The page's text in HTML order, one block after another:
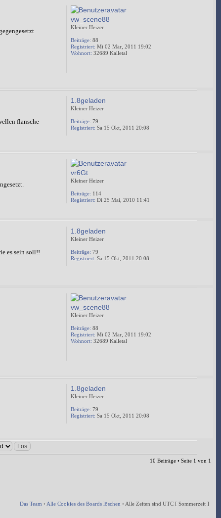
vw_scene88
Kleiner Heizer
Beiträge: 88
Registriert: Mi 02 Mär, 2011 19:02
Wohnort: 32689 Kalletal
flansche
1.8geladen
Kleiner Heizer
Beiträge: 79
Registriert: Sa 15 Okt, 2011 20:08
vr6Gt
Kleiner Heizer
Beiträge: 114
Registriert: Di 25 Mai, 2010 11:41
es sein soll!!
1.8geladen
Kleiner Heizer
Beiträge: 79
Registriert: Sa 15 Okt, 2011 20:08
vw_scene88
Kleiner Heizer
Beiträge: 88
Registriert: Mi 02 Mär, 2011 19:02
Wohnort: 32689 Kalletal
1.8geladen
Kleiner Heizer
Beiträge: 79
Registriert: Sa 15 Okt, 2011 20:08
10 Beiträge • Seite 1 von 1
Das Team • Alle Cookies des Boards löschen • Alle Zeiten sind UTC [ Sommerzeit ]